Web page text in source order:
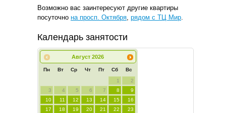
Возможно вас заинтересуют другие квартиры
посуточно на просп. Октября рядом с ТЦ Мир
Календарь занятости
Август 2026
Пн Вт Ср Чт Пт Сб Вс
1
2
3
4 5 6 7 8
9
10
11 12 13 14 15
16
17
18 19 20 21 22
23